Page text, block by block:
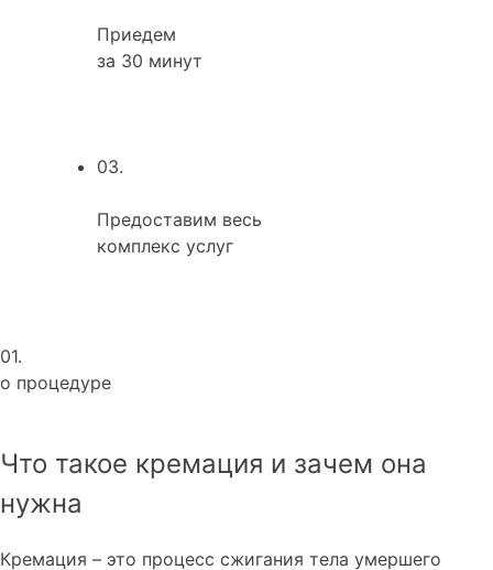
Приедем
за 30 минут
03.
Предоставим весь
комплекс услуг
01.
о процедуре
Что такое кремация и зачем она
нужна
Кремация – это процесс сжигания тела умершего